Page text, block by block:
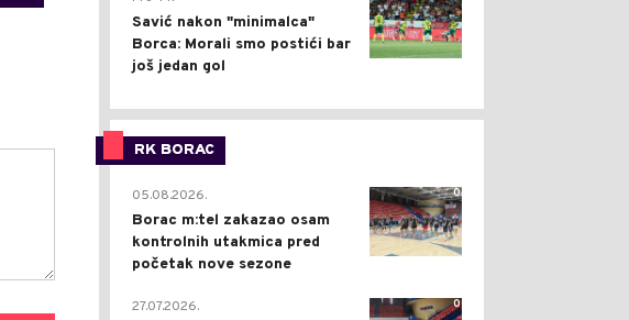
Savić nakon "minimalca"
Borca: Morali smo postići bar
još jedan gol
RK BORAC
0
05.08.2026.
Borac m:tel zakazao osam
kontrolnih utakmica pred
početak nove sezone
0
27.07.2026.